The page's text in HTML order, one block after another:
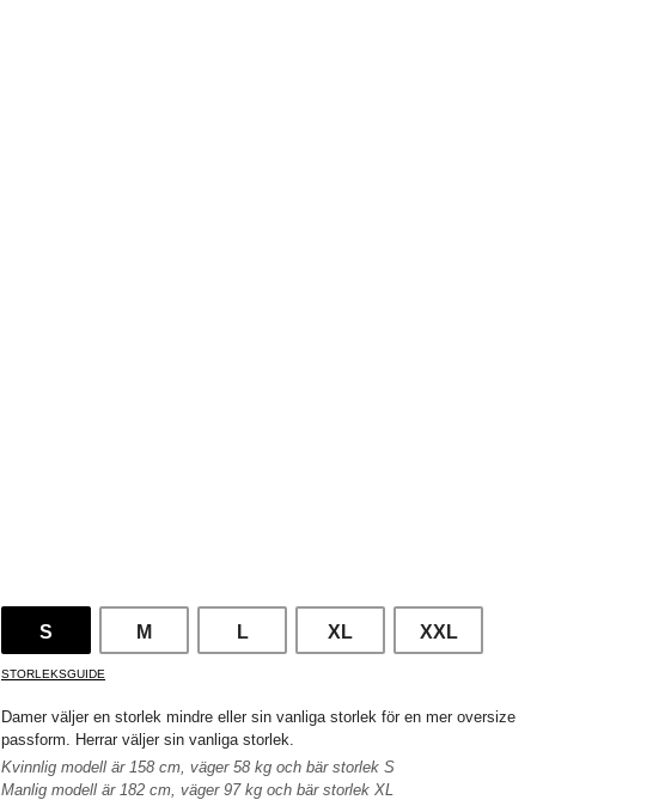
S M L XL XXL
STORLEKSGUIDE
Damer väljer en storlek mindre eller sin vanliga storlek för en mer oversize
passform. Herrar väljer sin vanliga storlek.
Kvinnlig modell är 158 cm, väger 58 kg och bär storlek S
Manlig modell är 182 cm, väger 97 kg och bär storlek XL